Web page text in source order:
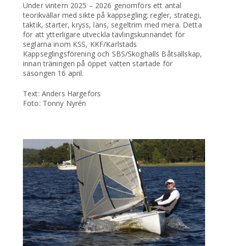
Under vintern 2025 – 2026 genomförs ett antal
teorikvällar med sikte på kappsegling; regler, strategi,
taktik, starter, kryss, läns, segeltrim med mera. Detta
för att ytterligare utveckla tävlingskunnandet för
seglarna inom KSS, KKF/Karlstads
Kappseglingsförening och SBS/Skoghalls Båtsällskap,
innan träningen på öppet vatten startade för
säsongen 16 april.
Text: Anders Hargefors
Foto: Tonny Nyrén